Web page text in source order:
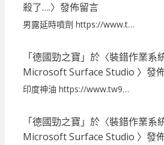
殺了….〉發佈留言
男露延時噴劑 https://www.t…
「德國勁之寶 」於〈裝錯作業系
Microsoft Surface Studio 〉發
印度神油 https://www.tw9…
「德國勁之寶 」於〈裝錯作業系
Microsoft Surface Studio 〉發